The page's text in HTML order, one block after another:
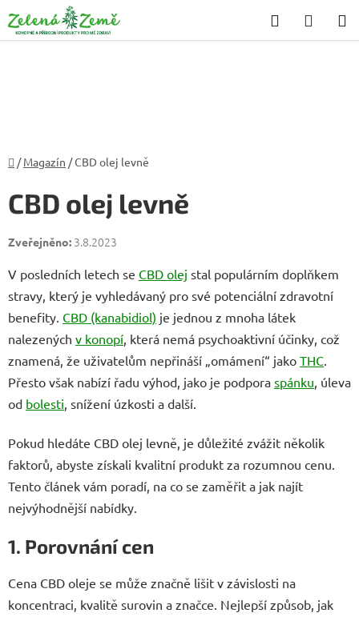
na
obsah
Hledat
KOŠÍK
Domů
/ Magazín /CBD olej levně
CBD olej levně
3.8.2023
V posledních letech se CBD olej stal populárním doplňkem
stravy, který je vyhledávaný pro své potenciální zdravotní
benefity. CBD (kanabidiol) je jednou z mnoha látek
nalezených v konopí , která nemá psychoaktivní účinky, což
znamená, že uživatelům nepřináší „omámení“ jako THC
Přesto však nabízí řadu výhod, jako je podpora spánku , úleva
od bolesti , snížení úzkosti a další.
Pokud hledáte CBD olej levně, je důležité zvážit několik
faktorů, abyste získali kvalitní produkt za rozumnou cenu.
Tento článek vám poradí, na co se zaměřit a jak najít
nejvýhodnější nabídky.
1. Porovnání cen
Cena CBD oleje se může značně lišit v závislosti na
koncentraci, kvalitě surovin a značce. Nejlepší způsob, jak